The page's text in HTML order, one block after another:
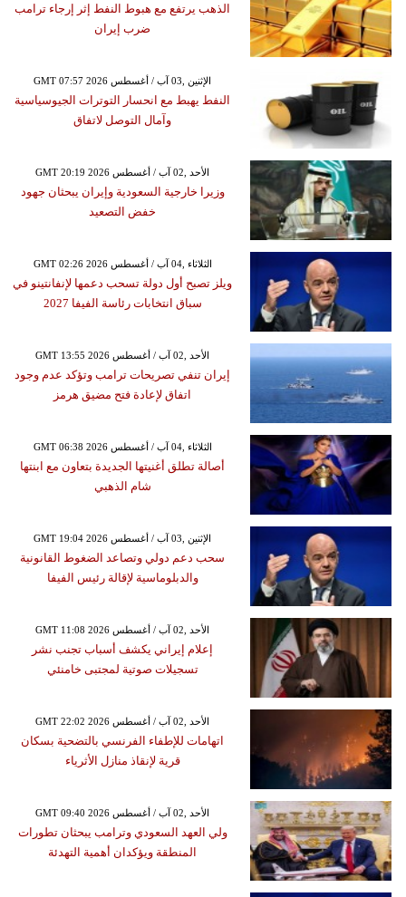
الذهب يرتفع مع هبوط النفط إثر إرجاء ترامب
ضرب إيران
GMT 07:57 2026 الإثنين ,03 آب / أغسطس
النفط يهبط مع انحسار التوترات الجيوسياسية
وآمال التوصل لاتفاق
GMT 20:19 2026 الأحد ,02 آب / أغسطس
وزيرا خارجية السعودية وإيران يبحثان جهود
خفض التصعيد
GMT 02:26 2026 الثلاثاء ,04 آب / أغسطس
ويلز تصبح أول دولة تسحب دعمها لإنفانتينو في
سباق انتخابات رئاسة الفيفا 2027
GMT 13:55 2026 الأحد ,02 آب / أغسطس
إيران تنفي تصريحات ترامب وتؤكد عدم وجود
اتفاق لإعادة فتح مضيق هرمز
GMT 06:38 2026 الثلاثاء ,04 آب / أغسطس
أصالة تطلق أغنيتها الجديدة بتعاون مع ابنتها
شام الذهبي
GMT 19:04 2026 الإثنين ,03 آب / أغسطس
سحب دعم دولي وتصاعد الضغوط القانونية
والدبلوماسية لإقالة رئيس الفيفا
GMT 11:08 2026 الأحد ,02 آب / أغسطس
إعلام إيراني يكشف أسباب تجنب نشر
تسجيلات صوتية لمجتبى خامنئي
GMT 22:02 2026 الأحد ,02 آب / أغسطس
اتهامات للإطفاء الفرنسي بالتضحية بسكان
قرية لإنقاذ منازل الأثرياء
GMT 09:40 2026 الأحد ,02 آب / أغسطس
ولي العهد السعودي وترامب يبحثان تطورات
المنطقة ويؤكدان أهمية التهدئة